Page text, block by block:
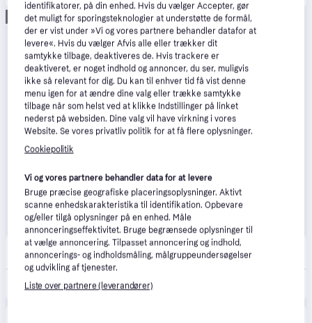
Annonce
tinybuddy.eu
59 kr. fragt
Snack Ball Kattelegetøj
identifikatorer, på din enhed. Hvis du vælger Accepter, gør
det muligt for sporingsteknologier at understøtte de formål,
der er vist under »Vi og vores partnere behandler datafor at
levere«. Hvis du vælger Afvis alle eller trækker dit
samtykke tilbage, deaktiveres de. Hvis trackere er
deaktiveret, er noget indhold og annoncer, du ser, muligvis
ikke så relevant for dig. Du kan til enhver tid få vist denne
menu igen for at ændre dine valg eller trække samtykke
tilbage når som helst ved at klikke Indstillinger på linket
nederst på websiden. Dine valg vil have virkning i vores
Website. Se vores privatliv politik for at få flere oplysninger.
Cookiepolitik
Vi og vores partnere behandler data for at levere
Bruge præcise geografiske placeringsoplysninger. Aktivt
scanne enhedskarakteristika til identifikation. Opbevare
og/eller tilgå oplysninger på en enhed. Måle
annonceringseffektivitet. Bruge begrænsede oplysninger til
at vælge annoncering. Tilpasset annoncering og indhold,
annoncerings- og indholdsmåling, målgruppeundersøgelser
og udvikling af tjenester.
Liste over partnere (leverandører)